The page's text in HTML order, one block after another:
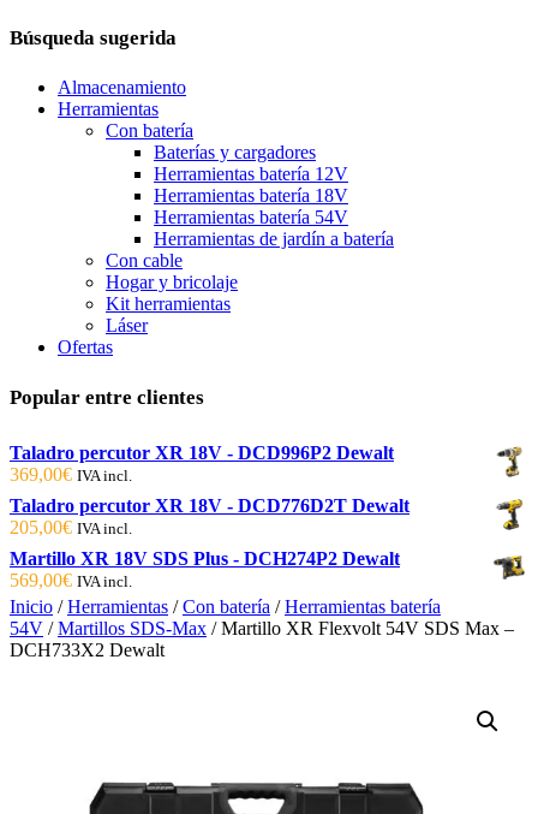
Búsqueda sugerida
Almacenamiento
Herramientas
Con batería
Baterías y cargadores
Herramientas batería 12V
Herramientas batería 18V
Herramientas batería 54V
Herramientas de jardín a batería
Con cable
Hogar y bricolaje
Kit herramientas
Láser
Ofertas
Popular entre clientes
Taladro percutor XR 18V - DCD996P2 Dewalt
369,00€ IVA incl.
Taladro percutor XR 18V - DCD776D2T Dewalt
205,00€ IVA incl.
Martillo XR 18V SDS Plus - DCH274P2 Dewalt
569,00€ IVA incl.
Inicio /Herramientas /Con batería /Herramientas batería
54V /Martillos SDS-Max / Martillo XR Flexvolt 54V SDS Max –
DCH733X2 Dewalt